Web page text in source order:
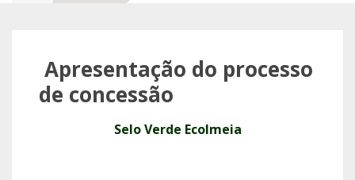
Apresentação do processo
de concessão
Selo Verde Ecolmeia